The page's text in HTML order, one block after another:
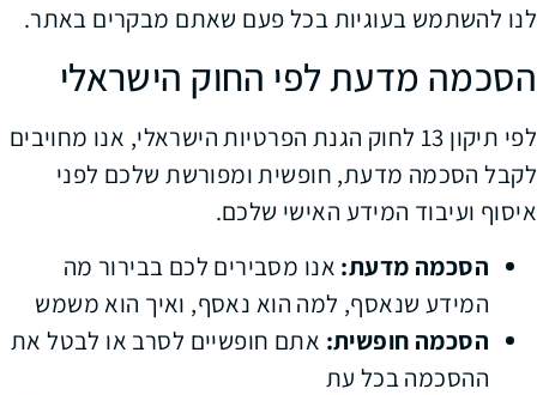
לנו להשתמש בעוגיות בכל פעם שאתם מבקרים באתר.
הסכמה מדעת לפי החוק הישראלי
לפי תיקון 13 לחוק הגנת הפרטיות הישראלי, אנו מחויבים
לקבל הסכמה מדעת, חופשית ומפורשת שלכם לפני
איסוף ועיבוד המידע האישי שלכם.
הסכמה מדעת: אנו מסבירים לכם בבירור מה
המידע שנאסף, למה הוא נאסף, ואיך הוא משמש
הסכמה חופשית: אתם חופשיים לסרב או לבטל את
ההסכמה בכל עת